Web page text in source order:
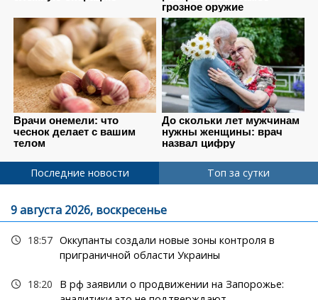
Последние новости Топ за сутки
9 августа 2026, воскресенье
18:57 Оккупанты создали новые зоны контроля в
приграничной области Украины
18:20
В рф заявили о продвижении на Запорожье: